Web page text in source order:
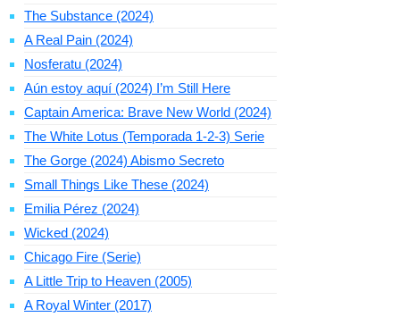
The Substance (2024)
A Real Pain (2024)
Nosferatu (2024)
Aún estoy aquí (2024) I’m Still Here
Captain America: Brave New World (2024)
The White Lotus (Temporada 1-2-3) Serie
The Gorge (2024) Abismo Secreto
Small Things Like These (2024)
Emilia Pérez (2024)
Wicked (2024)
Chicago Fire (Serie)
A Little Trip to Heaven (2005)
A Royal Winter (2017)